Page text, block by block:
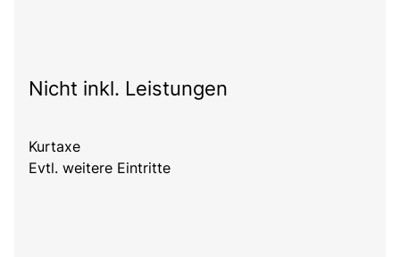
Nicht inkl. Leistungen
Kurtaxe
Evtl. weitere Eintritte